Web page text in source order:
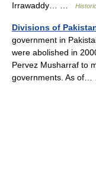
Irrawaddy… …
Divisions of
government in
were abolished in
Pervez Musharraf to
governments. As